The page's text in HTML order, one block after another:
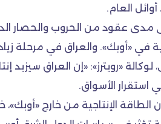
العام.
مدى عقود من الحروب والحصار
المنتجة الثانية في «أوبك». والعراق في
لوكالة «رويترز»: «إن العراق سيزيد
استقرار الأسواق.
الإنتاجية من خارج